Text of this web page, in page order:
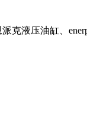
克液压油缸、